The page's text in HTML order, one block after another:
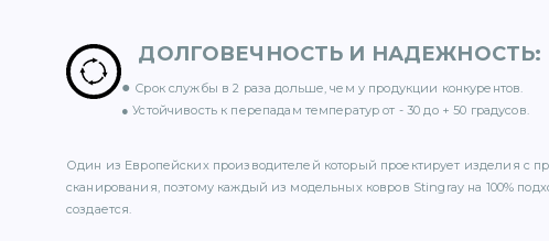
ДОЛГОВЕЧНОСТЬ И НАДЕЖНОСТЬ:
● Срок службы в 2 раза дольше, чем у продукции конкурентов.
● Устойчивость к перепадам температур от - 30 до + 50 градусов.
Один из Европейских производителей который проектирует изделия с
сканирования, поэтому каждый из модельных ковров Stingray на 100%
создается.